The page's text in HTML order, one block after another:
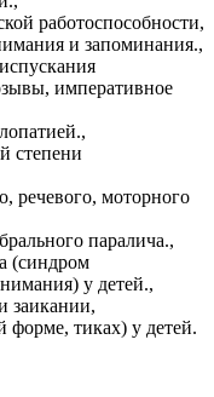
работоспособности,
и запоминания.,
императивное
степени
речевого, моторного
паралича.,
(синдром
у детей.,
заикании,
форме, тиках) у детей.